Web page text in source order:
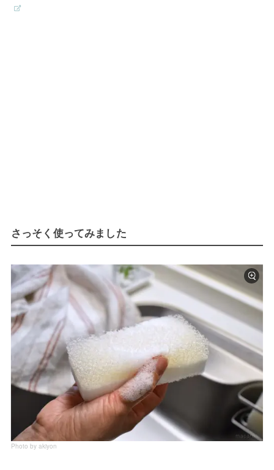
さっそく使ってみました
Photo by akiyon